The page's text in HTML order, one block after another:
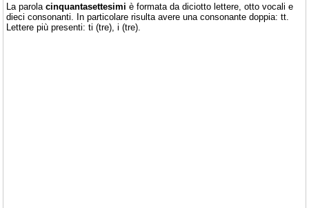
La parola cinquantasettesimi è formata da diciotto lettere, otto vocali e
dieci consonanti. In particolare risulta avere una consonante doppia: tt.
Lettere più presenti: ti (tre), i (tre).